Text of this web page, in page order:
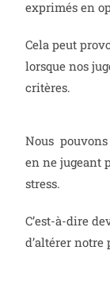
exprimés en
Cela peut
lorsque nos
critères.
Nous
en ne jugeant
stress.
C’est-à-dire
d’altérer